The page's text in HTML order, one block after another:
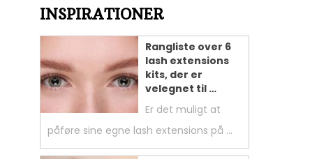
INSPIRATIONER
Rangliste over 6
lash extensions
kits, der er
velegnet til …
Er det muligt at
påføre sine egne lash extensions på …